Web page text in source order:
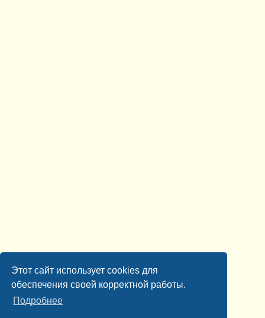
Этот сайт использует cookies для
обеспечения своей корректной работы.
Подробнее